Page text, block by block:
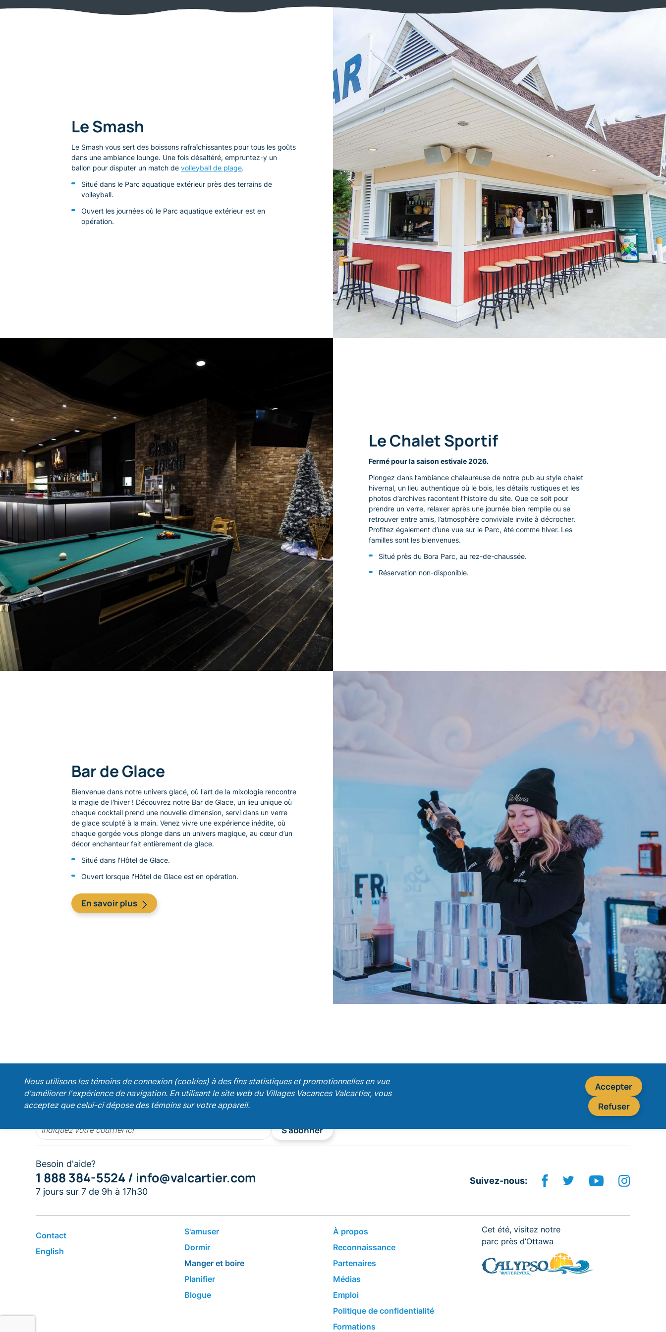
Le Smash
Le Smash vous sert des boissons rafraîchissantes pour tous les goûts
dans une ambiance lounge. Une fois désaltéré, empruntez-y un
ballon pour disputer un match de volleyball de plage.
Situé dans le Parc aquatique extérieur près des terrains de
volleyball.
Ouvert les journées où le Parc aquatique extérieur est en
opération.
Le Chalet Sportif
Fermé pour la saison estivale 2026.
Plongez dans l’ambiance chaleureuse de notre pub au style chalet
hivernal, un lieu authentique où le bois, les détails rustiques et les
photos d’archives racontent l’histoire du site. Que ce soit pour
prendre un verre, relaxer après une journée bien remplie ou se
retrouver entre amis, l’atmosphère conviviale invite à décrocher.
Profitez également d’une vue sur le Parc, été comme hiver. Les
familles sont les bienvenues.
Situé près du Bora Parc, au rez-de-chaussée.
Réservation non-disponible.
Bar de Glace
Bienvenue dans notre univers glacé, où l'art de la mixologie rencontre
la magie de l'hiver ! Découvrez notre Bar de Glace, un lieu unique où
chaque cocktail prend une nouvelle dimension, servi dans un verre
de glace sculpté à la main. Venez vivre une expérience inédite, où
chaque gorgée vous plonge dans un univers magique, au cœur d’un
décor enchanteur fait entièrement de glace.
Situé dans l'Hôtel de Glace.
Ouvert lorsque l'Hôtel de Glace est en opération.
En savoir plus
Nous utilisons les témoins de connexion (cookies) à des fins statistiques et promotionnelles en vue
d'améliorer l'expérience de navigation. En utilisant le site web du Villages Vacances Valcartier, vous
acceptez que celui-ci dépose des témoins sur votre appareil.
Accepter
Refuser
Recevez nos promotions!
S'abonner
Besoin d'aide?
1 888 384-5524 / info@valcartier.com
7 jours sur 7 de 9h à 17h30
Suivez-nous:
Contact
English
S'amuser
Dormir
​Manger et boire
Planifier
Blogue
​À propos
Reconnaissance
Partenaires
Médias
Emploi
Politique de confidentialité
Formations
Cet été, visitez notre
parc près d’Ottawa